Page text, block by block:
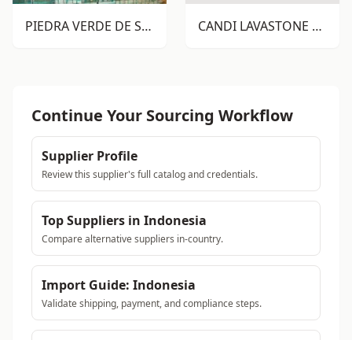
PIEDRA VERDE DE SUKABUMI ALOR CANDI LAVASTONE RTM
Continue Your Sourcing Workflow
Supplier Profile
Review this supplier's full catalog and credentials.
Top Suppliers in Indonesia
Compare alternative suppliers in-country.
Import Guide: Indonesia
Validate shipping, payment, and compliance steps.